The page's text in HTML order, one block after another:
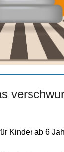
Kinder ab 6